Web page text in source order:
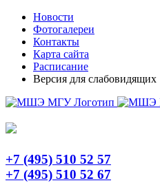
Skip
content
TelegramНовости
Фотогалереи
Контакты
Карта сайта
Расписание
Версия для слабовидящих
+7 (495) 510 52 57
+7 (495) 510 52 67